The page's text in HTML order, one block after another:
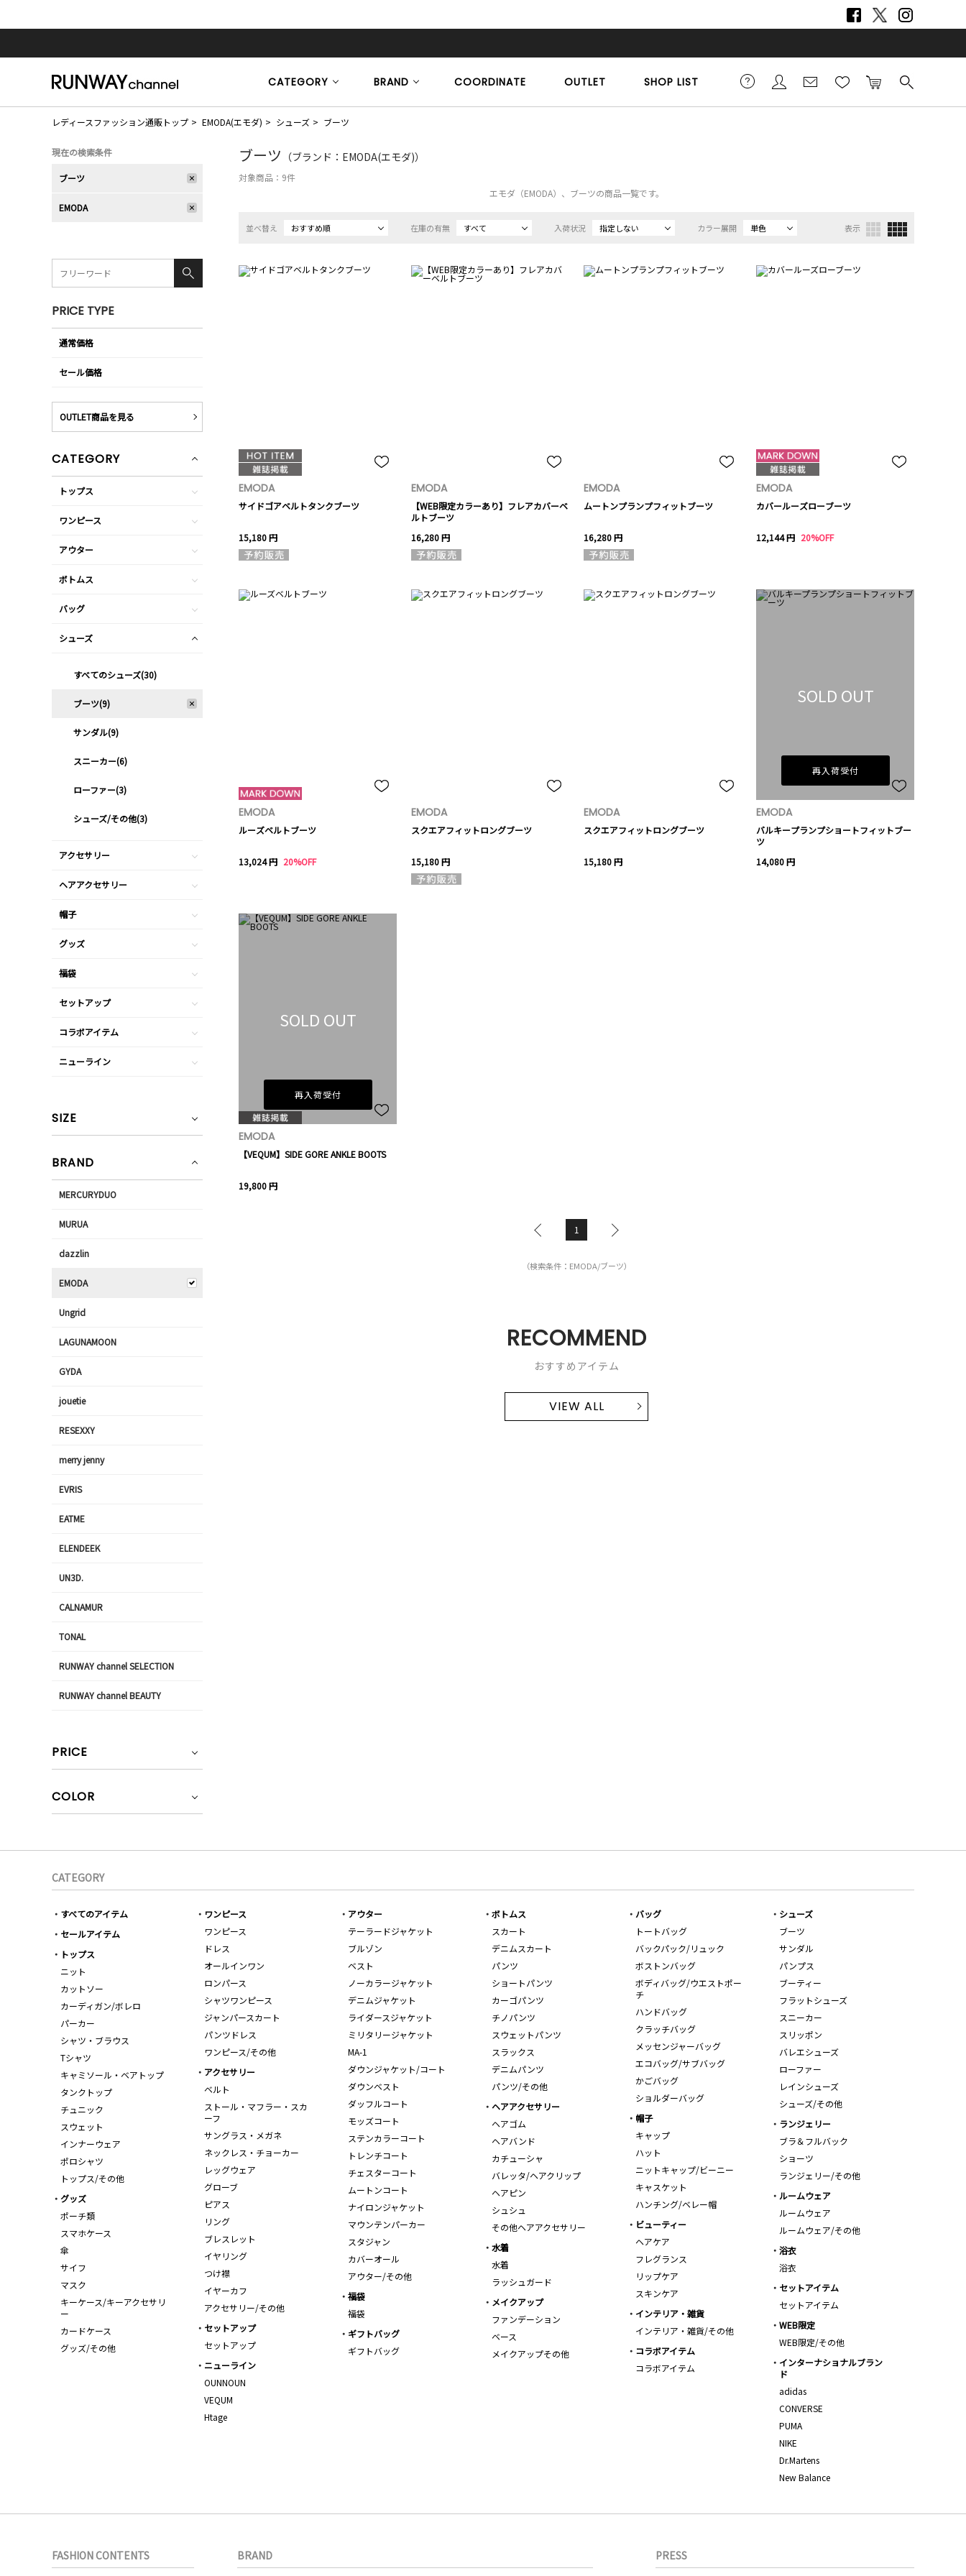
CATEGORY BRAND COORDINATE OUTLET SHOP LIST
レディースファッション通販トップ EMODA(エモダ) シューズ ブーツ
ブーツ （ブランド：EMODA(エモダ)）
対象商品： 9件
エモダ（EMODA）、ブーツの商品一覧です。
並べ替え おすすめ順 在庫の有無 すべて 入荷状況 指定しない カラー展開 単色 表示
EMODA
サイドゴアベルトタンクブーツ
15,180 円
EMODA
【WEB限定カラーあり】フレアカバーベ
ルトブーツ
16,280 円
EMODA
ムートンプランプフィットブーツ
16,280 円
EMODA
カバールーズローブーツ
12,144 円 20%OFF
EMODA
ルーズベルトブーツ
13,024 円 20%OFF
EMODA
スクエアフィットロングブーツ
15,180 円
EMODA
スクエアフィットロングブーツ
15,180 円
SOLD OUT
再入荷受付
EMODA
バルキープランプショートフィットブー
ツ
14,080 円
SOLD OUT
再入荷受付
EMODA
【VEQUM】SIDE GORE ANKLE BOOTS
19,800 円
1
（検索条件：EMODA/ブーツ）
RECOMMEND
おすすめアイテム
VIEW ALL
現在の検索条件
ブーツ
EMODA
PRICE TYPE
通常価格
セール価格
OUTLET商品を見る
CATEGORY
トップス
ワンピース
アウター
ボトムス
バッグ
シューズ
すべてのシューズ(30)
ブーツ(9)
サンダル(9)
スニーカー(6)
ローファー(3)
シューズ/その他(3)
アクセサリー
ヘアアクセサリー
帽子
グッズ
福袋
セットアップ
コラボアイテム
ニューライン
SIZE
BRAND
MERCURYDUO
MURUA
dazzlin
EMODA
Ungrid
LAGUNAMOON
GYDA
jouetie
RESEXXY
merry jenny
EVRIS
EATME
ELENDEEK
UN3D.
CALNAMUR
TONAL
RUNWAY channel SELECTION
RUNWAY channel BEAUTY
PRICE
COLOR
CATEGORY
すべてのアイテム
セールアイテム
トップス
ニット
カットソー
カーディガン/ボレロ
パーカー
シャツ・ブラウス
Tシャツ
キャミソール・ベアトップ
タンクトップ
チュニック
スウェット
インナーウェア
ポロシャツ
トップス/その他
ワンピース
ワンピース
ドレス
オールインワン
ロンパース
シャツワンピース
ジャンパースカート
パンツドレス
ワンピース/その他
アウター
テーラードジャケット
ブルゾン
ベスト
ノーカラージャケット
デニムジャケット
ライダースジャケット
ミリタリージャケット
MA-1
ダウンジャケット/コート
ダウンベスト
ダッフルコート
モッズコート
ステンカラーコート
トレンチコート
チェスターコート
ムートンコート
ナイロンジャケット
マウンテンパーカー
スタジャン
カバーオール
アウター/その他
ボトムス
スカート
デニムスカート
パンツ
ショートパンツ
カーゴパンツ
チノパンツ
スウェットパンツ
スラックス
デニムパンツ
パンツ/その他
バッグ
トートバッグ
バックパック/リュック
ボストンバッグ
ボディバッグ/ウエストポー
チ
ハンドバッグ
クラッチバッグ
メッセンジャーバッグ
エコバッグ/サブバッグ
かごバッグ
ショルダーバッグ
シューズ
ブーツ
サンダル
パンプス
ブーティー
フラットシューズ
スニーカー
スリッポン
バレエシューズ
ローファー
レインシューズ
シューズ/その他
アクセサリー
ベルト
ストール・マフラー・スカ
ーフ
サングラス・メガネ
ネックレス・チョーカー
レッグウェア
グローブ
ピアス
リング
ブレスレット
イヤリング
つけ襟
イヤーカフ
アクセサリー/その他
ヘアアクセサリー
ヘアゴム
ヘアバンド
カチューシャ
バレッタ/ヘアクリップ
ヘアピン
シュシュ
その他ヘアアクセサリー
帽子
キャップ
ハット
ニットキャップ/ビーニー
キャスケット
ハンチング/ベレー帽
ランジェリー
ブラ＆フルバック
ショーツ
ランジェリー/その他
ルームウェア
ルームウェア
ルームウェア/その他
グッズ
ポーチ類
スマホケース
傘
サイフ
マスク
キーケース/キーアクセサリ
ー
カードケース
グッズ/その他
ビューティー
ヘアケア
フレグランス
リップケア
スキンケア
水着
水着
ラッシュガード
浴衣
浴衣
セットアイテム
セットアイテム
福袋
福袋
メイクアップ
ファンデーション
ベース
メイクアップその他
インテリア・雑貨
インテリア・雑貨/その他
WEB限定
WEB限定/その他
セットアップ
セットアップ
ギフトバッグ
ギフトバッグ
コラボアイテム
コラボアイテム
インターナショナルブラン
ド
adidas
CONVERSE
PUMA
NIKE
Dr.Martens
New Balance
ニューライン
OUNNOUN
VEQUM
Htage
FASHION CONTENTS BRAND PRESS